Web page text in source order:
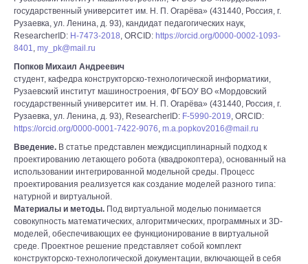
государственный университет им. Н. П. Огарёва» (431440, Россия, г.
Рузаевка, ул. Ленина, д. 93), кандидат педагогических наук,
ResearcherID: H-7473-2018, ORCID: https://orcid.org/0000-0002-1093-
8401, my_pk@mail.ru
Попков Михаил Андреевич
студент, кафедра конструкторско-технологической информатики,
Рузаевский институт машиностроения, ФГБОУ ВО «Мордовский
государственный университет им. Н. П. Огарёва» (431440, Россия, г.
Рузаевка, ул. Ленина, д. 93), ResearcherID: F-5990-2019, ORCID:
https://orcid.org/0000-0001-7422-9076, m.a.popkov2016@mail.ru
Введение. В статье представлен междисциплинарный подход к
проектированию летающего робота (квадрокоптера), основанный на
использовании интегрированной модельной среды. Процесс
проектирования реализуется как создание моделей разного типа:
натурной и виртуальной.
Материалы и методы. Под виртуальной моделью понимается
совокупность математических, алгоритмических, программных и 3D-
моделей, обеспечивающих ее функционирование в виртуальной
среде. Проектное решение представляет собой комплект
конструкторско-технологической документации, включающей в себя